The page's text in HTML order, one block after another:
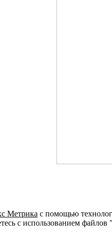
Метрика с помощью
с использованием файлов